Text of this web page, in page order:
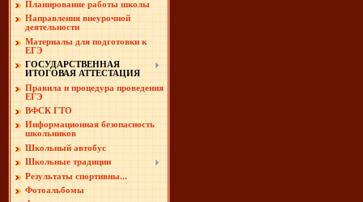
Планирование работы школы
Направления внеурочной
деятельности
Материалы для подготовки к
ЕГЭ
ГОСУДАРСТВЕННАЯ
ИТОГОВАЯ АТТЕСТАЦИЯ
Правила и процедура проведения
ЕГЭ
ВФСК ГТО
Информационная безопасность
школьников
Школьный автобус
Школьные традиции
Результаты спортивны...
Фотоальбомы